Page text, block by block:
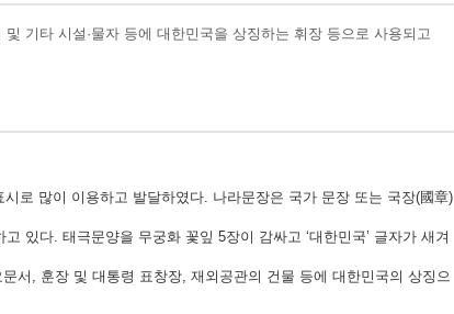
기타 시설·물자 등에 대한민국을 상징하는 휘장 등으로 사용되고
로 많이 이용하고 발달하였다. 나라문장은 국가 문장 또는 국장(國章)
있다. 태극문양을 무궁화 꽃잎 5장이 감싸고 ‘대한민국’ 글자가 새겨
서, 훈장 및 대통령 표창장, 재외공관의 건물 등에 대한민국의 상징으